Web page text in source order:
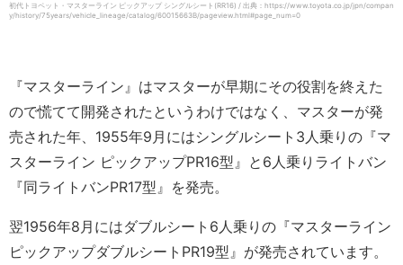
初代トヨペット・マスターライン ピックアップ シングルシート(RR16) / 出典：https://www.toyota.co.jp/jpn/compan
y/history/75years/vehicle_lineage/catalog/60015663B/pageview.html#page_num=0
『マスターライン』はマスターが早期にその役割を終えた
ので慌てて開発されたというわけではなく、マスターが発
売された年、1955年9月にはシングルシート3人乗りの『マ
スターライン ピックアップPR16型』と6人乗りライトバン
『同ライトバンPR17型』を発売。
翌1956年8月にはダブルシート6人乗りの『マスターライン
ピックアップダブルシートPR19型』が発売されています。